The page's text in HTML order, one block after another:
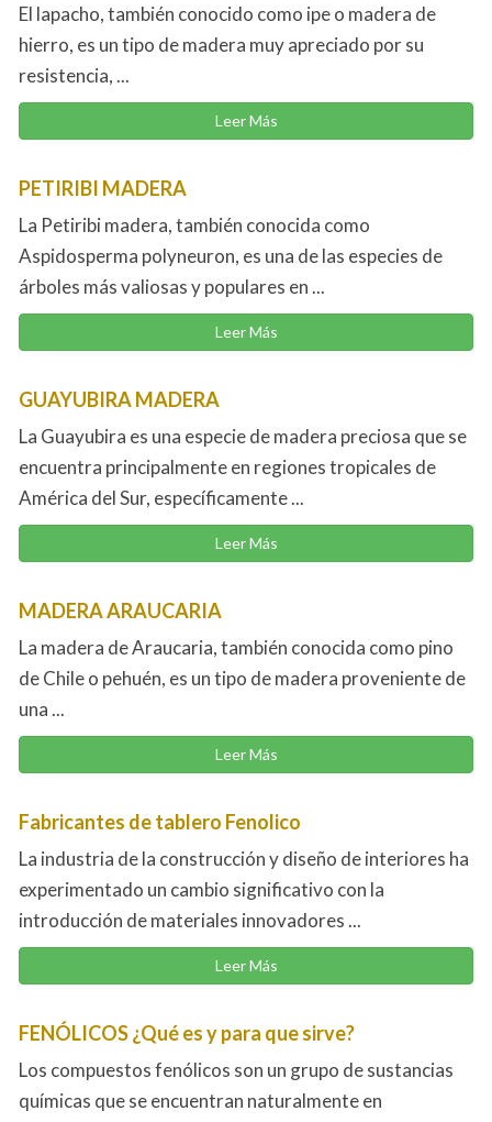
El lapacho, también conocido como ipe o madera de
hierro, es un tipo de madera muy apreciado por su
resistencia, ...
Leer Más
PETIRIBI MADERA
La Petiribi madera, también conocida como
Aspidosperma polyneuron, es una de las especies de
árboles más valiosas y populares en ...
Leer Más
GUAYUBIRA MADERA
La Guayubira es una especie de madera preciosa que se
encuentra principalmente en regiones tropicales de
América del Sur, específicamente ...
Leer Más
MADERA ARAUCARIA
La madera de Araucaria, también conocida como pino
de Chile o pehuén, es un tipo de madera proveniente de
una ...
Leer Más
Fabricantes de tablero Fenolico
La industria de la construcción y diseño de interiores ha
experimentado un cambio significativo con la
introducción de materiales innovadores ...
Leer Más
FENÓLICOS ¿Qué es y para que sirve?
Los compuestos fenólicos son un grupo de sustancias
químicas que se encuentran naturalmente en